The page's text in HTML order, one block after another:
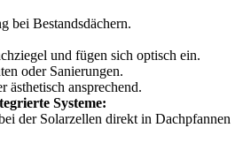
bei Bestandsdächern.
und fügen sich optisch ein.
oder Sanierungen.
ästhetisch ansprechend.
Systeme:
der Solarzellen direkt in Dachpfannen